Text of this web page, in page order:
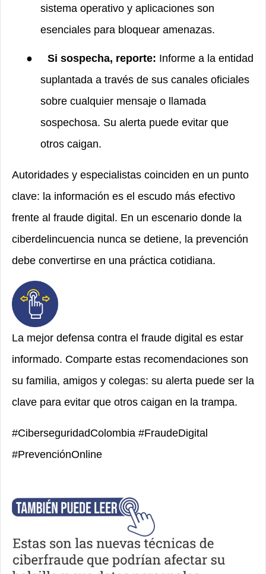
sistema operativo y aplicaciones son
esenciales para bloquear amenazas.
● Si sospecha, reporte: Informe a la entidad
suplantada a través de sus canales oficiales
sobre cualquier mensaje o llamada
sospechosa. Su alerta puede evitar que
otros caigan.
Autoridades y especialistas coinciden en un punto
clave: la información es el escudo más efectivo
frente al fraude digital. En un escenario donde la
ciberdelincuencia nunca se detiene, la prevención
debe convertirse en una práctica cotidiana.
La mejor defensa contra el fraude digital es estar
informado. Comparte estas recomendaciones son
su familia, amigos y colegas: su alerta puede ser la
clave para evitar que otros caigan en la trampa.
#CiberseguridadColombia #FraudeDigital
#PrevenciónOnline